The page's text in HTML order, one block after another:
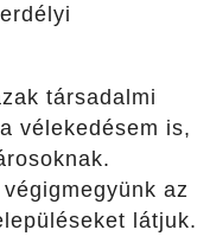
társadalmi
vélekedésem is,
az
látjuk.